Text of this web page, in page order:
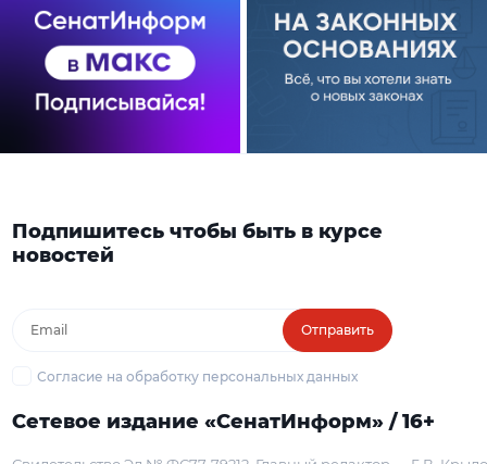
Подпишитесь чтобы быть в курсе
новостей
Отправить
Согласие на обработку персональных данных
Сетевое издание «СенатИнформ» / 16+